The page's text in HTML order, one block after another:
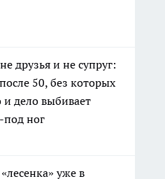
друзья и не супруг:
50, без которых
дело выбивает
под ног
уже в